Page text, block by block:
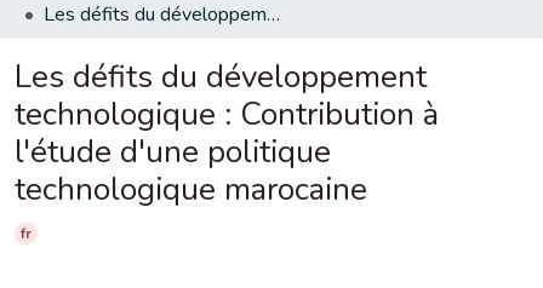
Les défits du développement technologique : Contribution à l'étude d'une politique technologique marocaine
Les défits du développement
technologique : Contribution à
l'étude d'une politique
technologique marocaine
fr